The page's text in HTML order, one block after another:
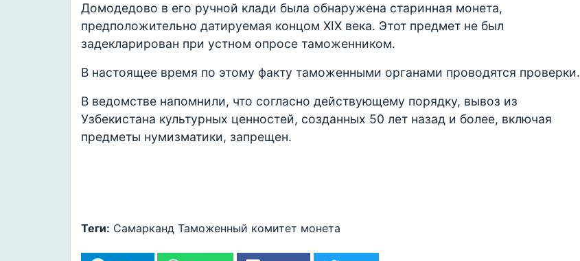
Домодедово в его ручной клади была обнаружена старинная монета,
предположительно датируемая концом XIX века. Этот предмет не был
задекларирован при устном опросе таможенником.
В настоящее время по этому факту таможенными органами проводятся проверки.
В ведомстве напомнили, что согласно действующему порядку, вывоз из
Узбекистана культурных ценностей, созданных 50 лет назад и более, включая
предметы нумизматики, запрещен.
Теги: Самарканд Таможенный комитет монета